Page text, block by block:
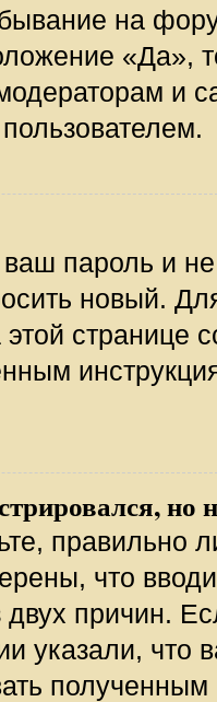
на
«Да»,
и
пароль и
новый.
странице
но
правильно
что
причин.
указали, что